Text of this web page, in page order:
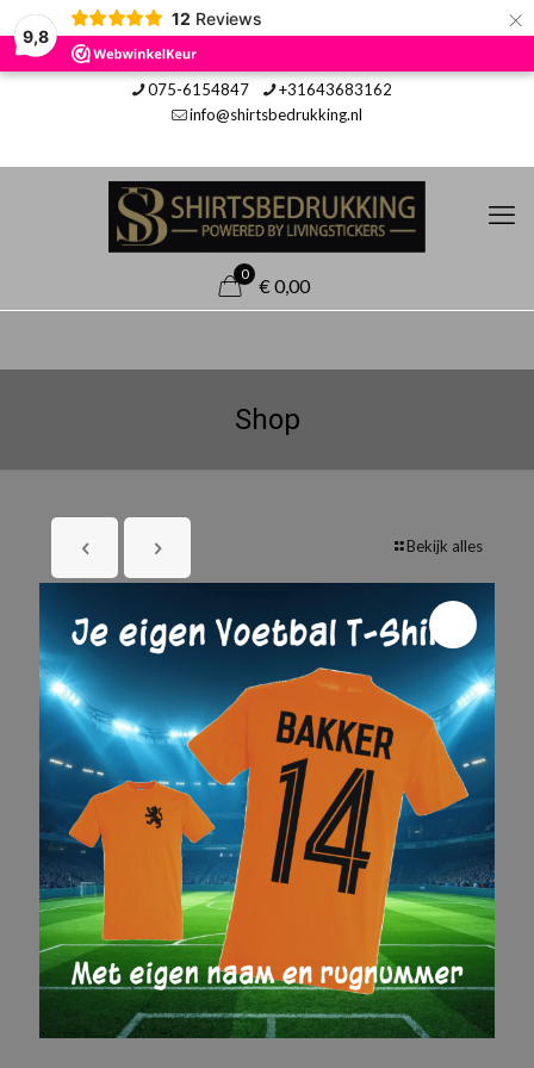
9,8
12 Reviews ×
075-6154847
+31643683162
info@shirtsbedrukking.nl
0
€ 0,00
Shop
Bekijk alles